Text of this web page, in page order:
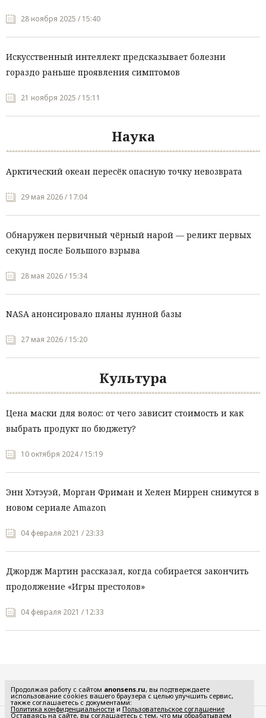
28 ноября 2025 / 15:40
Искусственный интеллект предсказывает болезни
гораздо раньше проявления симптомов
21 ноября 2025 / 15:11
Наука
Арктический океан пересёк опасную точку невозврата
29 мая 2026 / 17:04
Обнаружен первичный чёрный нарой — реликт первых
секунд после Большого взрыва
28 мая 2026 / 15:34
NASA анонсировало планы лунной базы
27 мая 2026 / 15:20
Культура
Цена маски для волос: от чего зависит стоимость и как
выбрать продукт по бюджету?
10 октября 2024 / 15:19
Энн Хэтэуэй, Морган Фриман и Хелен Миррен снимутся в
новом сериале Amazon
04 февраля 2021 / 23:33
Джордж Мартин рассказал, когда собирается закончить
продолжение «Игры престолов»
04 февраля 2021 / 12:33
Продолжая работу с сайтом anonsens.ru, вы подтверждаете
использование cookies вашего браузера с целью улучшить сервис,
также соглашаетесь с документами:
Политика конфиденциальности и Пользовательское соглашение
Оставаясь на сайте, вы соглашаетесь с тем, что мы обрабатываем